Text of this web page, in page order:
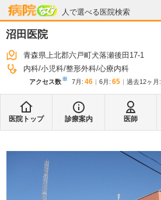
人で選べる医院検索
病院なび
沼田医院
青森県上北郡六戸町犬落瀬後田17-1
内科 小児科 整形外科 心療内科
アクセス数※ 7月 : 46 6月 : 65 過去12ヶ月:
医院トップ 診療案内 医師